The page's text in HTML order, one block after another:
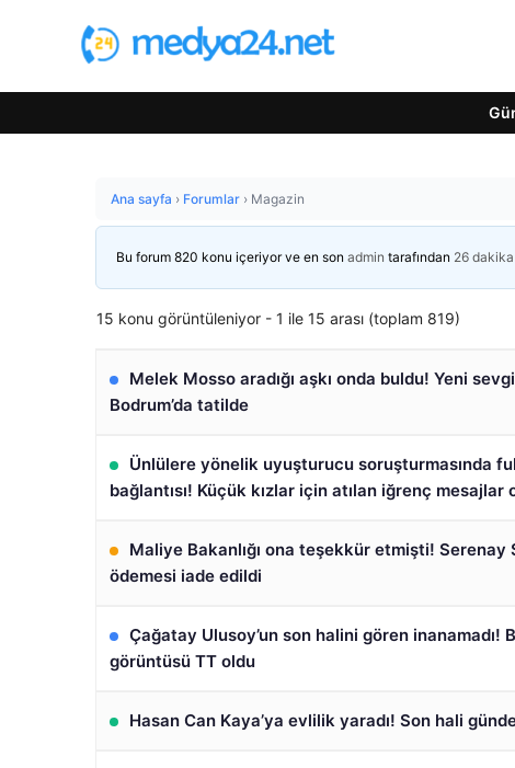
Ana sayfa › Forumlar › Magazin
Bu forum 820 konu içeriyor ve en son admin tarafından 26
15 konu görüntüleniyor - 1 ile 15 arası (toplam 819)
Melek Mosso aradığı aşkı onda buldu! Yeni
Bodrum’da tatilde
Ünlülere yönelik uyuşturucu soruşturmasında
bağlantısı! Küçük kızlar için atılan iğrenç mesajlar
Maliye Bakanlığı ona teşekkür etmişti! Serenay
ödemesi iade edildi
Çağatay Ulusoy’un son halini gören inanamadı!
görüntüsü TT oldu
Hasan Can Kaya’ya evlilik yaradı! Son hali